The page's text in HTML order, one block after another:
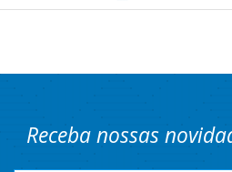
Receba nossas